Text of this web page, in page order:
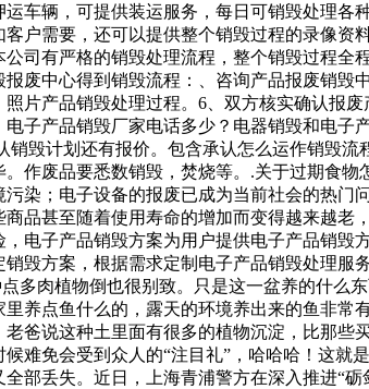
车辆，可提供装运服务，每日可销毁处理
户需要，还可以提供整个销毁过程的录像
司有严格的销毁处理流程，整个销毁过程
废中心得到销毁流程：、咨询产品报废销
片产品销毁处理过程。6、双方核实确认报
子产品销毁厂家电话多少？电器销毁和电
毁计划还有报价。包含承认怎么运作销毁
作废品要悉数销毁，焚烧等。.关于过期食
染；电子设备的报废已成为当前社会的热
品甚至随着使用寿命的增加而变得越来越
电子产品销毁方案为用户提供电子产品销
毁方案，根据需求定制电子产品销毁处理
多肉植物倒也很别致。只是这一盆养的什
养点鱼什么的，露天的环境养出来的鱼非
爸说这种土里面有很多的植物沉淀，比那
难免会受到众人的“注目礼”，哈哈哈！这
部丢失。近日，上海青浦警方在深入推进“